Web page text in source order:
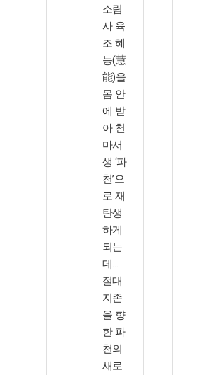
소림
사 육
조 혜
능(慧
能)을
몸 안
에 받
아 천
마서
생 ‘파
천’으
로 재
탄생
하게
되는
데…
절대
지존
을 향
한 파
천의
새로